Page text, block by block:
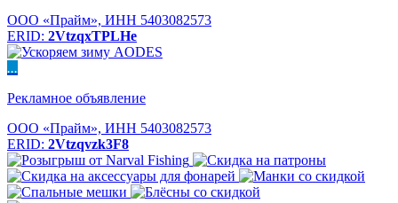
ООО «Прайм», ИНН 5403082573
ERID: 2VtzqxTPLHe
...
Рекламное объявление
ООО «Прайм», ИНН 5403082573
ERID: 2Vtzqvzk3F8